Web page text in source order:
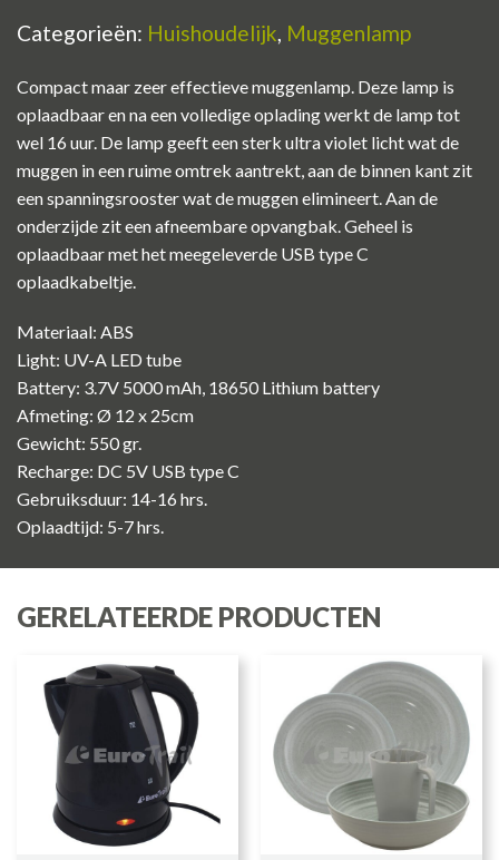
Categorieën: Huishoudelijk, Muggenlamp
Compact maar zeer effectieve muggenlamp. Deze lamp is
oplaadbaar en na een volledige oplading werkt de lamp tot
wel 16 uur. De lamp geeft een sterk ultra violet licht wat de
muggen in een ruime omtrek aantrekt, aan de binnen kant zit
een spanningsrooster wat de muggen elimineert. Aan de
onderzijde zit een afneembare opvangbak. Geheel is
oplaadbaar met het meegeleverde USB type C
oplaadkabeltje.
Materiaal: ABS
Light: UV-A LED tube
Battery: 3.7V 5000 mAh, 18650 Lithium battery
Afmeting: Ø 12 x 25cm
Gewicht: 550 gr.
Recharge: DC 5V USB type C
Gebruiksduur: 14-16 hrs.
Oplaadtijd: 5-7 hrs.
GERELATEERDE PRODUCTEN